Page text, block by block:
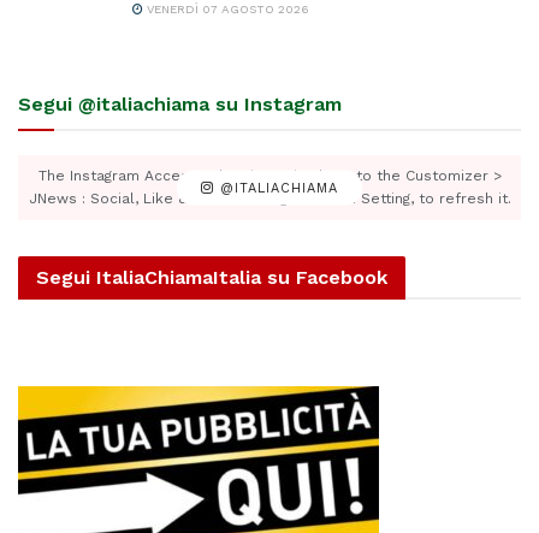
VENERDÌ 07 AGOSTO 2026
Segui @italiachiama su Instagram
@ITALIACHIAMA
The Instagram Access Token is expired, Go to the Customizer >
JNews : Social, Like & View > Instagram Feed Setting, to refresh it.
Segui ItaliaChiamaItalia su Facebook